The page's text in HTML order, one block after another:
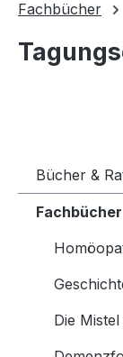
Fachbücher
Bücher &
Fachbücher
Die